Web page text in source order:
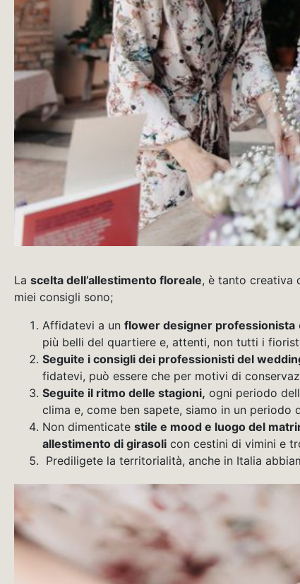
La scelta dell’allestimento floreale, è tanto creativa
miei consigli sono;
Affidatevi a un flower designer professionista
più belli del quartiere e, attenti, non tutti i
Seguite i consigli dei professionisti del
fidatevi, può essere che per motivi di
Seguite il ritmo delle stagioni, ogni periodo
clima e, come ben sapete, siamo in un periodo
Non dimenticate stile e mood e luogo del
allestimento di girasoli con cestini di vimini e
Prediligete la territorialità, anche in Italia